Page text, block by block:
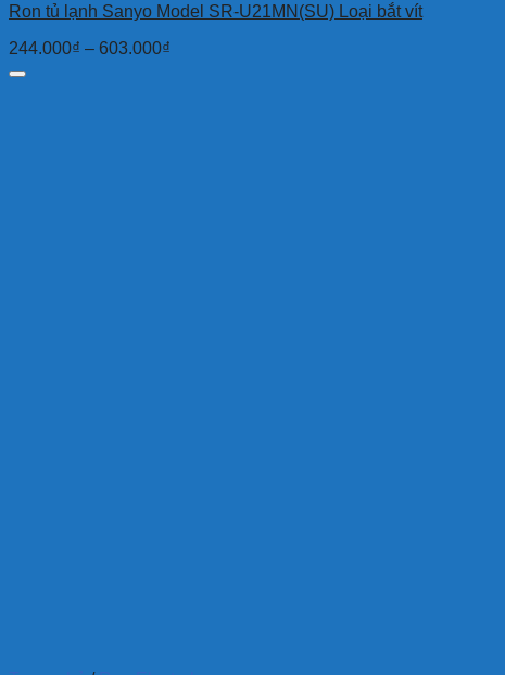
Ron tủ lạnh Sanyo Model SR-U21MN(SU) Loại bắt vít
244.000₫ – 603.000₫